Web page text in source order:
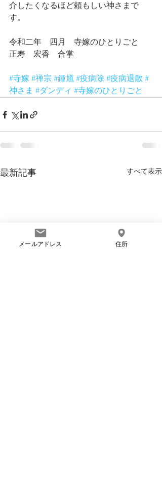
介したくなるほど頼もしい神さまで
す。
令和二年　四月　寺嫁のひとりごと
正寿　宏香　合掌
#寺嫁 #禅宗 #鍾馗 #疫病除 #疫病退散 #
神さま #ダンディ #寺嫁のひとりごと
最新記事 すべて表示
メールアドレス 住所